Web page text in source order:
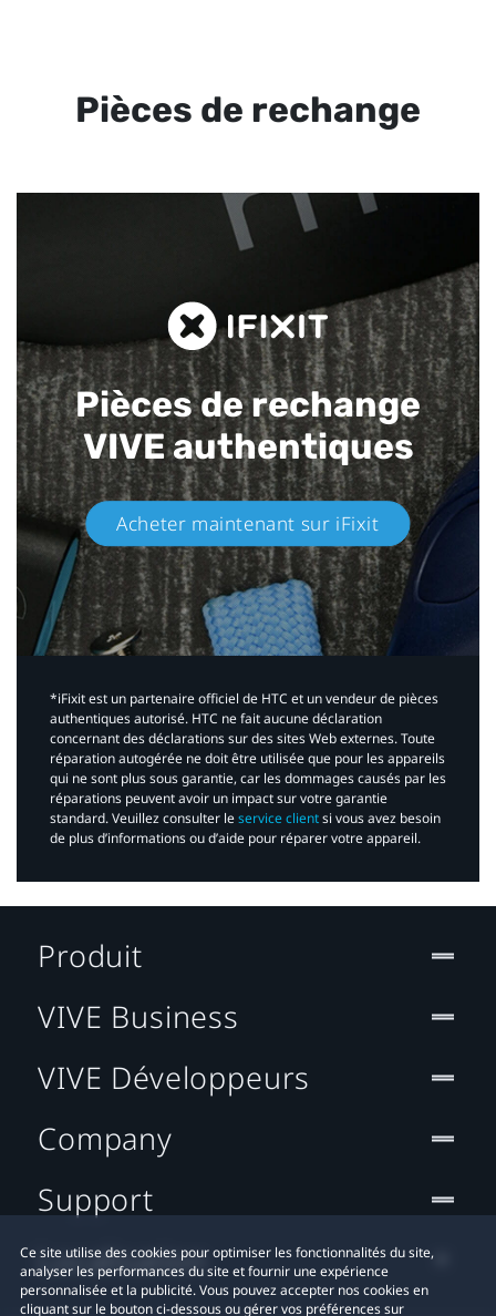
Pièces de rechange
Pièces de rechange
VIVE authentiques​
Acheter maintenant sur iFixit​
*iFixit est un partenaire officiel de HTC et un vendeur de pièces
authentiques autorisé. HTC ne fait aucune déclaration
concernant des déclarations sur des sites Web externes. Toute
réparation autogérée ne doit être utilisée que pour les appareils
qui ne sont plus sous garantie, car les dommages causés par les
réparations peuvent avoir un impact sur votre garantie
standard. Veuillez consulter leservice clientsi vous avez besoin
de plus d’informations ou d’aide pour réparer votre appareil.​
Ce site utilise des cookies pour optimiser les fonctionnalités du site,
analyser les performances du site et fournir une expérience
personnalisée et la publicité. Vous pouvez accepter nos cookies en
cliquant sur le bouton ci-dessous ou gérer vos préférences sur
Produit
VIVE Business
VIVE Développeurs
Company
Support
Localisation